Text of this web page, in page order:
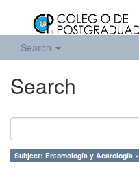
Search
Search
Subject: Entomología y Acarología ×